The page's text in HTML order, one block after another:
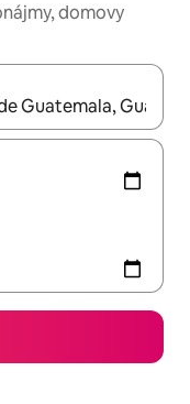
domovy
si je procházet pomocí